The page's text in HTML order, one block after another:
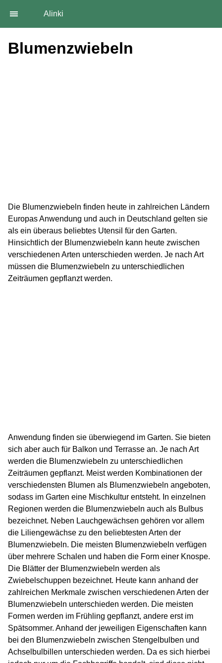
Alinki
Blumenzwiebeln
Die Blumenzwiebeln finden heute in zahlreichen Ländern
Europas Anwendung und auch in Deutschland gelten sie
als ein überaus beliebtes Utensil für den Garten.
Hinsichtlich der Blumenzwiebeln kann heute zwischen
verschiedenen Arten unterschieden werden. Je nach Art
müssen die Blumenzwiebeln zu unterschiedlichen
Zeiträumen gepflanzt werden.
Anwendung finden sie überwiegend im Garten. Sie bieten
sich aber auch für Balkon und Terrasse an. Je nach Art
werden die Blumenzwiebeln zu unterschiedlichen
Zeiträumen gepflanzt. Meist werden Kombinationen der
verschiedensten Blumen als Blumenzwiebeln angeboten,
sodass im Garten eine Mischkultur entsteht. In einzelnen
Regionen werden die Blumenzwiebeln auch als Bulbus
bezeichnet. Neben Lauchgewächsen gehören vor allem
die Liliengewächse zu den beliebtesten Arten der
Blumenzwiebeln. Die meisten Blumenzwiebeln verfügen
über mehrere Schalen und haben die Form einer Knospe.
Die Blätter der Blumenzwiebeln werden als
Zwiebelschuppen bezeichnet. Heute kann anhand der
zahlreichen Merkmale zwischen verschiedenen Arten der
Blumenzwiebeln unterschieden werden. Die meisten
Formen werden im Frühling gepflanzt, andere erst im
Spätsommer. Anhand der jeweiligen Eigenschaften kann
bei den Blumenzwiebeln zwischen Stengelbulben und
Achselbulbillen unterschieden werden. Da es sich hierbei